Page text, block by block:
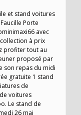
et stand voitures
Porte
avec
à prix
profiter tout au
proposé par
son repas du midi
gratuite 1 stand
de
voitures
Le stand de
26 mai